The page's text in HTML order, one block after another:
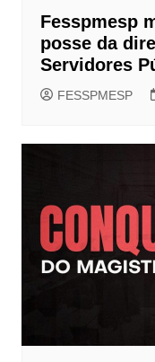
Fesspmesp
posse da
Servidores
FESSPMESP